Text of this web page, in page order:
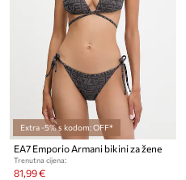
Extra -5% s kodom: OFF*
EA7 Emporio Armani bikini za žene
Trenutna cijena:
81,99 €